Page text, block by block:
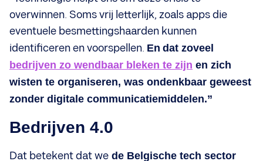
overwinnen. Soms vrij letterlijk, zoals apps die
eventuele besmettingshaarden kunnen
identificeren en voorspellen. En dat zoveel
bedrijven zo wendbaar bleken te zijn en zich
wisten te organiseren, was ondenkbaar geweest
zonder digitale communicatiemiddelen.”
Bedrijven 4.0
Dat betekent dat we de Belgische tech sector